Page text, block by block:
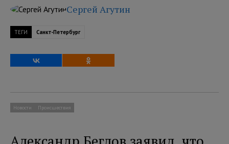
Сергей Агутин
ТЕГИ Санкт-Петербург
Новости Происшествия